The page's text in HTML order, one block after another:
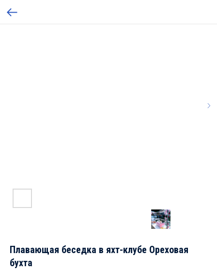
Плавающая беседка в яхт-клубе Ореховая
бухта